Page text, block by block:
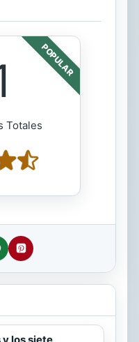
POPULAR
Totales